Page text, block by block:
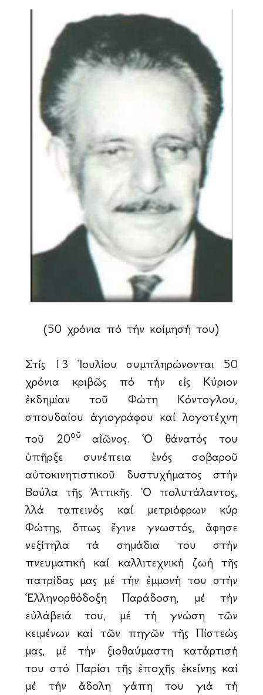
(50 χρόνια ἀπό τήν κοίμησή του)
Στίς 13 Ἰουλίου συμπληρώνονται 50
χρόνια ἀκριβῶς ἀπό τήν εἰς Κύριον
ἐκδημίαν τοῦ Φώτη Κόντογλου,
σπουδαίου ἁγιογράφου καί λογοτέχνη
τοῦ 20οῦ αἰῶνος. Ὁ θάνατός του
ὑπῆρξε συνέπεια ἑνός σοβαροῦ
αὐτοκινητιστικοῦ δυστυχήματος στήν
Βούλα τῆς Ἀττικῆς. Ὁ πολυτάλαντος,
ἀλλά ταπεινός καί μετριόφρων κύρ
Φώτης, ὅπως ἔγινε γνωστός, ἄφησε
ἀνεξίτηλα τά σημάδια του στήν
πνευματική καί καλλιτεχνική ζωή τῆς
πατρίδας μας μέ τήν ἐμμονή του στήν
Ἑλληνορθόδοξη Παράδοση, μέ τήν
εὐλάβειά του, μέ τή γνώση τῶν
κειμένων καί τῶν πηγῶν τῆς Πίστεώς
μας, μέ τήν ἀξιοθαύμαστη κατάρτισή
του στό Παρίσι τῆς ἐποχῆς ἐκείνης καί
μέ τήν ἄδολη ἀγάπη του γιά τή